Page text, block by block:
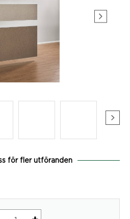
för fler utföranden